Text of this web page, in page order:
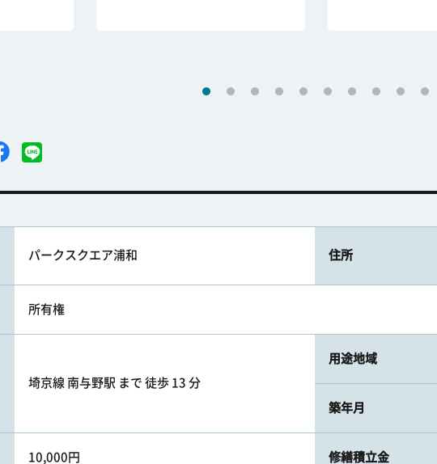
パークスクエア浦和 住所
所有権
埼京線 南与野駅 まで 徒歩 13 分
用途地域
築年月
10,000円 修繕積立金